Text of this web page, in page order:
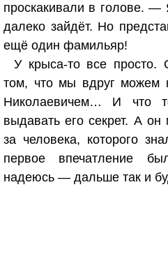
проскакивали в голове. —
далеко зайдёт. Но
ещё один фамильяр!
У крыса-то все
том, что мы вдруг можем
Николаевичем… И что
выдавать его секрет. А
за человека, которого
первое впечатление
надеюсь — дальше так и